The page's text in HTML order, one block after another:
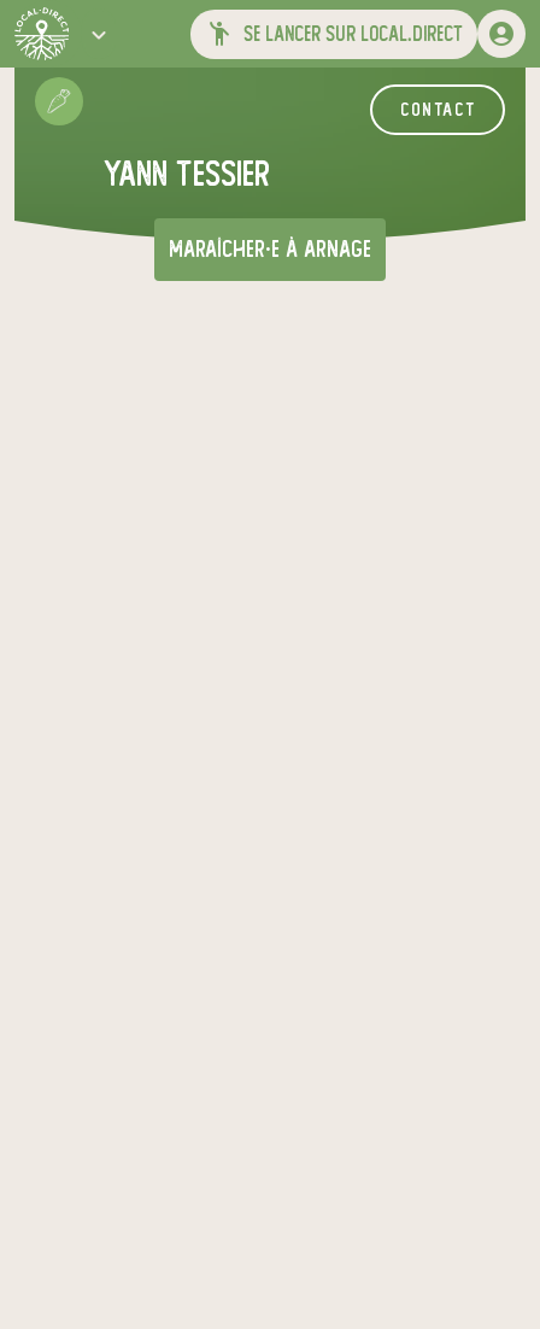
se lancer sur local.direct
contact
yann tessier
maraîcher·e à Arnage